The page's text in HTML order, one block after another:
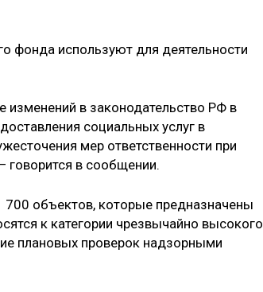
фонда используют для деятельности
в законодательство РФ в
социальных услуг в
мер ответственности при
говорится в сообщении.
объектов, которые предназначены
к категории чрезвычайно высокого
плановых проверок надзорными